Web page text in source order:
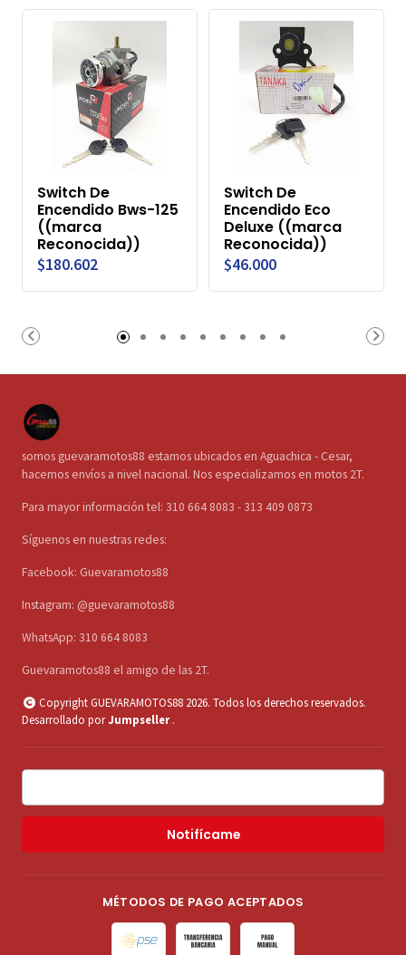
Switch De
Encendido Bws-125
((marca
Reconocida))
$180.602
Switch De
Encendido Eco
Deluxe ((marca
Reconocida))
$46.000
somos guevaramotos88 estamos ubicados en Aguachica - Cesar,
hacemos envíos a nivel nacional. Nos especializamos en motos 2T.
Para mayor información tel: 310 664 8083 - 313 409 0873
Síguenos en nuestras redes:
Facebook: Guevaramotos88
Instagram: @guevaramotos88
WhatsApp: 310 664 8083
Guevaramotos88 el amigo de las 2T.
Copyright GUEVARAMOTOS88 2026. Todos los derechos reservados.
Desarrollado porJumpseller .
Notifícame
MÉTODOS DE PAGO ACEPTADOS